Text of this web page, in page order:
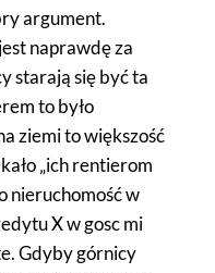
argument.
naprawdę za
starają się być ta
to było
ziemi to większość
„ich rentierom
nieruchomość w
X w gosc mi
Gdyby górnicy